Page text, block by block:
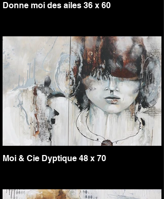
Donne moi des ailes 36 x 60
Moi & Cie Dyptique 48 x 70